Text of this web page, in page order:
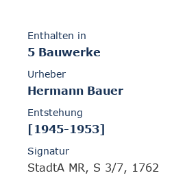
Enthalten in
5 Bauwerke
Urheber
Hermann Bauer
Entstehung
[1945-1953]
Signatur
StadtA MR, S 3/7, 1762